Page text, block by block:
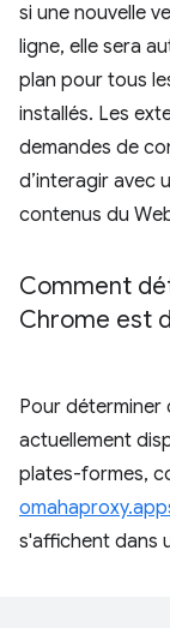
si une nouvelle
ligne, elle sera
plan pour tous
installés. Les
demandes de
d’interagir avec
contenus du
Comment
Chrome est
Pour déterminer
actuellement
plates-formes,
s'affichent dans